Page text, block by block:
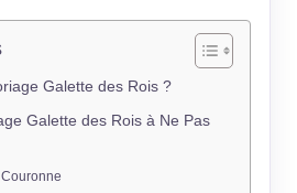
Galette des Rois ?
Galette des Rois à Ne Pas